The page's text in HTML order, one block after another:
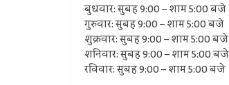
बुधवार: सुबह 9:00 – शाम 5:00 बजे
गुरुवार: सुबह 9:00 – शाम 5:00 बजे
शुक्रवार: सुबह 9:00 – शाम 5:00 बजे
शनिवार: सुबह 9:00 – शाम 5:00 बजे
रविवार: सुबह 9:00 – शाम 5:00 बजे